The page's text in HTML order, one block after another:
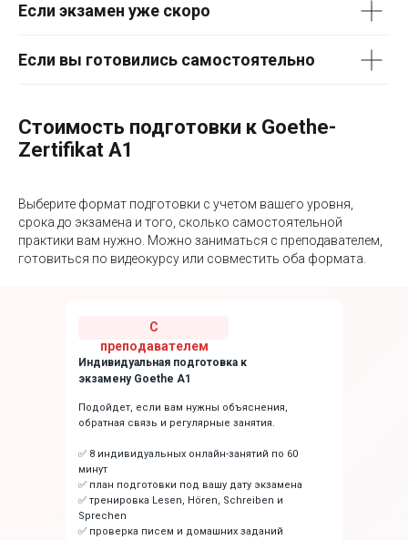
Если экзамен уже скоро
Если вы готовились самостоятельно
Стоимость подготовки к Goethe-
Zertifikat A1
Выберите формат подготовки с учетом вашего уровня,
срока до экзамена и того, сколько самостоятельной
практики вам нужно. Можно заниматься с преподавателем,
готовиться по видеокурсу или совместить оба формата.
Подойдет, если вам нужны объяснения,
обратная связь и регулярные занятия.
✅ 8 индивидуальных онлайн-занятий по 60
минут
✅ план подготовки под вашу дату экзамена
✅ тренировка Lesen, Hören, Schreiben и
Sprechen
✅ проверка писем и домашних заданий
Индивидуальная подготовка к
экзамену Goethe A1
С
преподавателем